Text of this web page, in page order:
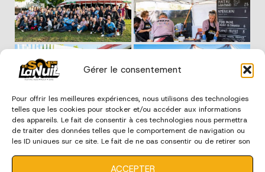
Gérer le consentement
Pour offrir les meilleures expériences, nous utilisons des technologies
telles que les cookies pour stocker et/ou accéder aux informations
des appareils. Le fait de consentir à ces technologies nous permettra
de traiter des données telles que le comportement de navigation ou
les ID uniques sur ce site. Le fait de ne pas consentir ou de retirer son
ACCEPTER